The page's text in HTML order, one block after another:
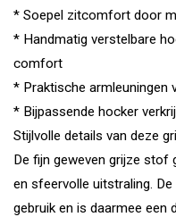
* Soepel zitcomfort door
* Handmatig verstelbare
comfort
* Praktische armleuningen
* Bijpassende hocker
Stijlvolle details van deze
De fijn geweven grijze stof
en sfeervolle uitstraling.
gebruik en is daarmee een